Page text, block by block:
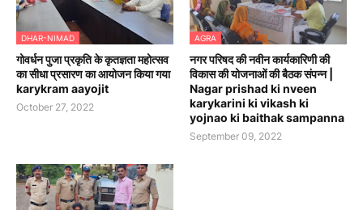
DHAR-NIMAD
गोवर्धन पुजा प्रकृति के कृतज्ञता महोत्सव
का सीधा प्रसारण का आयोजन किया गया
karykram aayojit
October 27, 2022
AGRA
नगर परिषद की नवीन कार्यकारिणी की
विकास की योजनाओं की बैठक संपन्न |
Nagar prishad ki nveen
karykarini ki vikash ki
yojnao ki baithak sampanna
September 09, 2022